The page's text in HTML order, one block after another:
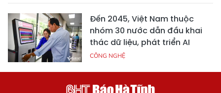
Đến 2045, Việt Nam thuộc
nhóm 30 nước dẫn đầu khai
thác dữ liệu, phát triển AI
CÔNG NGHỆ